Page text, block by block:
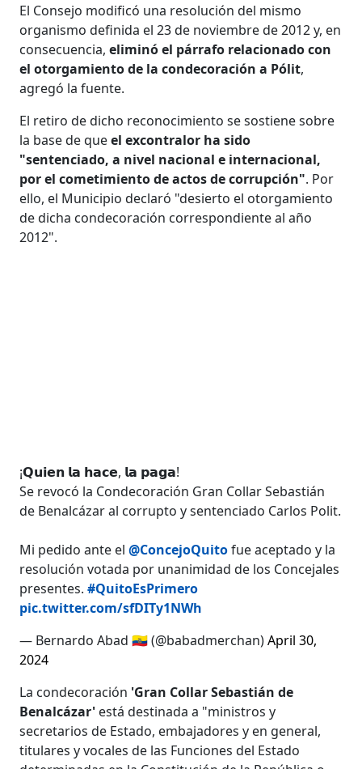
El Consejo modificó una resolución del mismo
organismo definida el 23 de noviembre de 2012 y, en
consecuencia,eliminó el párrafo relacionado con
el otorgamiento de la condecoración a Pólit,
agregó la fuente.
El retiro de dicho reconocimiento se sostiene sobre
la base de queel excontralor ha sido
"sentenciado, a nivel nacional e internacional,
por el cometimiento de actos de corrupción". Por
ello, el Municipio declaró "desierto el otorgamiento
de dicha condecoración correspondiente al año
2012".
¡𝗤𝘂𝗶𝗲𝗻 𝗹𝗮 𝗵𝗮𝗰𝗲, 𝗹𝗮 𝗽𝗮𝗴𝗮!
Se revocó la Condecoración Gran Collar Sebastián
de Benalcázar al corrupto y sentenciado Carlos Polit.
Mi pedido ante el@ConcejoQuitofue aceptado y la
resolución votada por unanimidad de los Concejales
presentes.#QuitoEsPrimero
pic.twitter.com/sfDITy1NWh
— Bernardo Abad 🇪🇨 (@babadmerchan)April 30,
2024
La condecoración 'Gran Collar Sebastián de
Benalcázar' está destinada a "ministros y
secretarios de Estado, embajadores y en general,
titulares y vocales de las Funciones del Estado